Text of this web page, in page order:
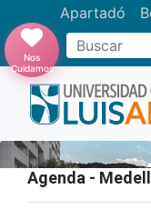
Apartadó
Buscar
Nos
Cuidamos
Agenda -